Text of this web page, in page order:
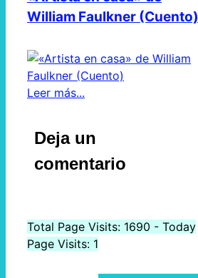
William Faulkner (Cuento)
Leer más...
Deja un
comentario
Total Page Visits: 1690 - Today
Page Visits: 1